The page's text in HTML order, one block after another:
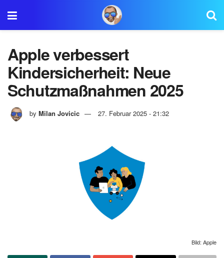
Apple verbessert
Kindersicherheit: Neue
Schutzmaßnahmen 2025
by Milan Jovicic 27. Februar 2025 - 21:32
Bild: Apple